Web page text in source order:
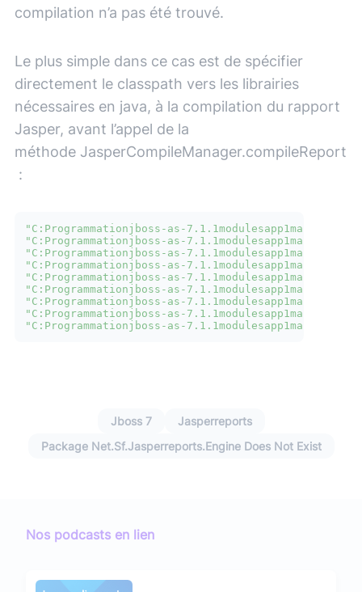
compilation n’a pas été trouvé.
Le plus simple dans ce cas est de spécifier
directement le classpath vers les librairies
nécessairesen java, à la compilation du rapport
Jasper, avant l’appel de la
méthode JasperCompileManager.compileReport
:
"C:Programmationjboss-as-
"C:Programmationjboss-as-
"C:Programmationjboss-as-
"C:Programmationjboss-as-
"C:Programmationjboss-as-
"C:Programmationjboss-as-
"C:Programmationjboss-as-
"C:Programmationjboss-as-
"C:Programmationjboss-as-
Jboss 7
Jasperreports
Package Net.sf.jasperreports.engine Does Not Exist
Nos podcasts en lien